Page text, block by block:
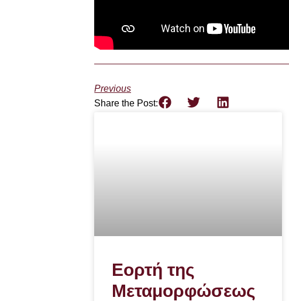
Previous
Share the Post:
Εορτή της
Μεταμορφώσεως